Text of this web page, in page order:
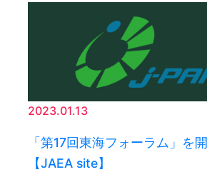
2023.01.13
「第17回東海フォーラム」を
【JAEA site】